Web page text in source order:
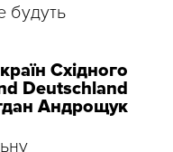
будуть
Східного
Deutschland
Андрощук